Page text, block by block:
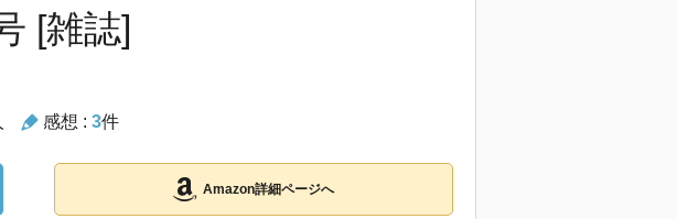
[雑誌]
感想 : 3件
Amazon詳細ページへ